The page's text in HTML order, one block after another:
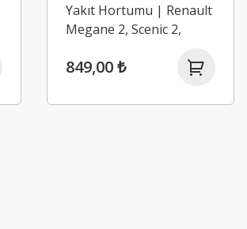
Yakıt Hortumu | Renault
Megane 2, Scenic 2,
849,00 ₺